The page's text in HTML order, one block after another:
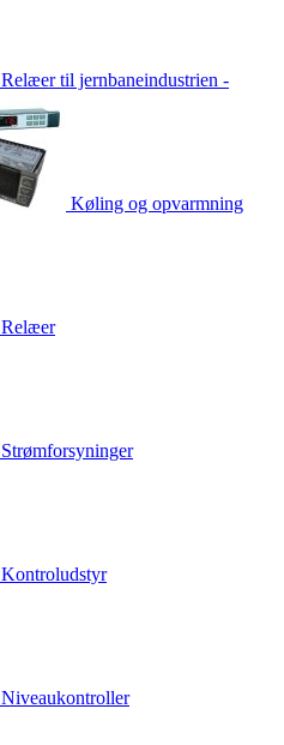
Relæer til jernbaneindustrien -
Køling og opvarmning
Relæer
Strømforsyninger
Kontroludstyr
Niveaukontroller